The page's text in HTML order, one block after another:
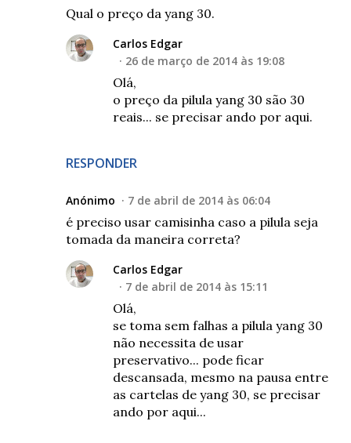
Qual o preço da yang 30.
RESPONDER
Carlos Edgar
26 de março de 2014 às 19:08
Olá,
o preço da pilula yang 30 são 30
reais... se precisar ando por aqui.
Anónimo 7 de abril de 2014 às 06:04
é preciso usar camisinha caso a pilula seja
tomada da maneira correta?
Carlos Edgar
7 de abril de 2014 às 15:11
Olá,
se toma sem falhas a pilula yang 30
não necessita de usar
preservativo... pode ficar
descansada, mesmo na pausa entre
as cartelas de yang 30, se precisar
ando por aqui...